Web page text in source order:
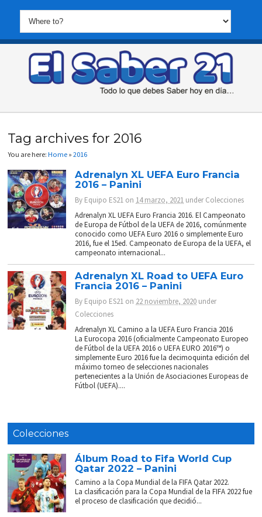
Tag archives for 2016
You are here:Home »2016
Adrenalyn XL UEFA Euro Francia
2016 – Panini
By Equipo ES21 on 14 marzo, 2021 underColecciones
Adrenalyn XL UEFA Euro Francia 2016. El Campeonato
de Europa de Fútbol de la UEFA de 2016, comúnmente
conocido como UEFA Euro 2016 o simplemente Euro
2016, fue el 15ed. Campeonato de Europa de la UEFA, el
campeonato internacional...
Adrenalyn XL Road to UEFA Euro
Francia 2016 – Panini
By Equipo ES21 on 22 noviembre, 2020 under
Colecciones
Adrenalyn XL Camino a la UEFA Euro Francia 2016
La Eurocopa 2016 (oficialmente Campeonato Europeo
de Fútbol de la UEFA 2016 o UEFA EURO 2016™) o
simplemente Euro 2016 fue la decimoquinta edición del
máximo torneo de selecciones nacionales
pertenecientes a la Unión de Asociaciones Europeas de
Fútbol (UEFA)....
Colecciones
Álbum Road to Fifa World Cup
Qatar 2022 – Panini
Camino a la Copa Mundial de la FIFA Qatar 2022.
La clasificación para la Copa Mundial de la FIFA 2022 fue
el proceso de clasificación que decidió...